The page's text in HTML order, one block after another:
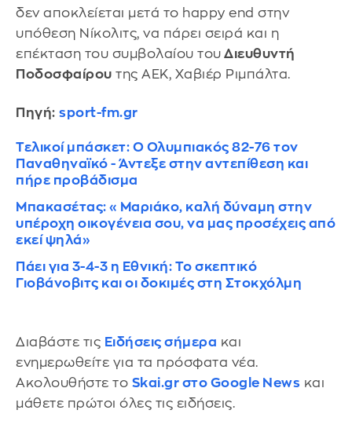
δεν αποκλείεται μετά το happy end στην
υπόθεση Νίκολιτς, να πάρει σειρά και η
επέκταση του συμβολαίου του Διευθυντή
Ποδοσφαίρου της ΑΕΚ, Χαβιέρ Ριμπάλτα.
Πηγή: sport-fm.gr
Τελικοί μπάσκετ: Ο Ολυμπιακός 82-76 τον
Παναθηναϊκό - Άντεξε στην αντεπίθεση και
πήρε προβάδισμα
Μπακασέτας: «Μαριάκο, καλή δύναμη στην
υπέροχη οικογένεια σου, να μας προσέχεις από
εκεί ψηλά»
Πάει για 3-4-3 η Εθνική: Το σκεπτικό
Γιοβάνοβιτς και οι δοκιμές στη Στοκχόλμη
Διαβάστε τις Ειδήσεις σήμερα και
ενημερωθείτε για τα πρόσφατα νέα.
Ακολουθήστε το Skai.gr στο Google News και
μάθετε πρώτοι όλες τις ειδήσεις.